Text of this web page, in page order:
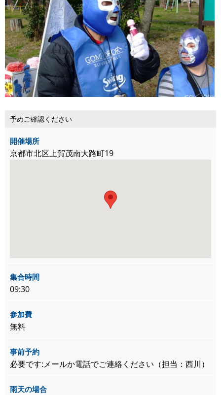
予めご確認ください
開催場所
京都市北区上賀茂南大路町19
集合時間
09:30
参加費
無料
事前予約
必要です:メールか電話でご連絡ください（担当：西川）
雨天の場合